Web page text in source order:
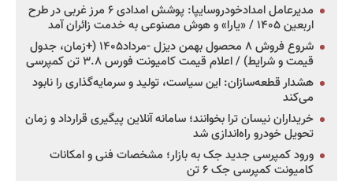
مدیرعامل امدادخودروسایپا: پوشش امدادی ۶ مرز غربی در طرح
اربعین ۱۴۰۵ / «یارا» و هوش مصنوعی به خدمت زائران آمد
شروع فروش ۸ محصول بهمن دیزل -مرداد۱۴۰۵ (+زمان، جدول
قیمت و شرایط) / اعلام قیمت کامیونت فورس ۳.۸ تن کمپرسی
هشدار قطعه‌سازان: این سیاست، تولید و سرمایه‌گذاری را نابود
می‌کند
خریداران نیسان ترا بخوانند؛ سامانه آنلاین پیگیری قرارداد و زمان
تحویل خودرو راه‌اندازی شد
ورود کمپرسی جدید جک به بازار؛ مشخصات فنی و امکانات
کامیونت کمپرسی جک ۶ تن